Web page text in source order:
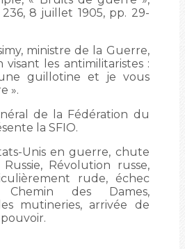
236, 8 juillet 1905, pp. 29-
ministre de la Guerre,
visant les antimilitaristes :
guillotine et je vous
».
de la Fédération du
la SFIO.
Unis en guerre, chute
Révolution russe,
rude, échec
des Dames,
mutineries, arrivée de